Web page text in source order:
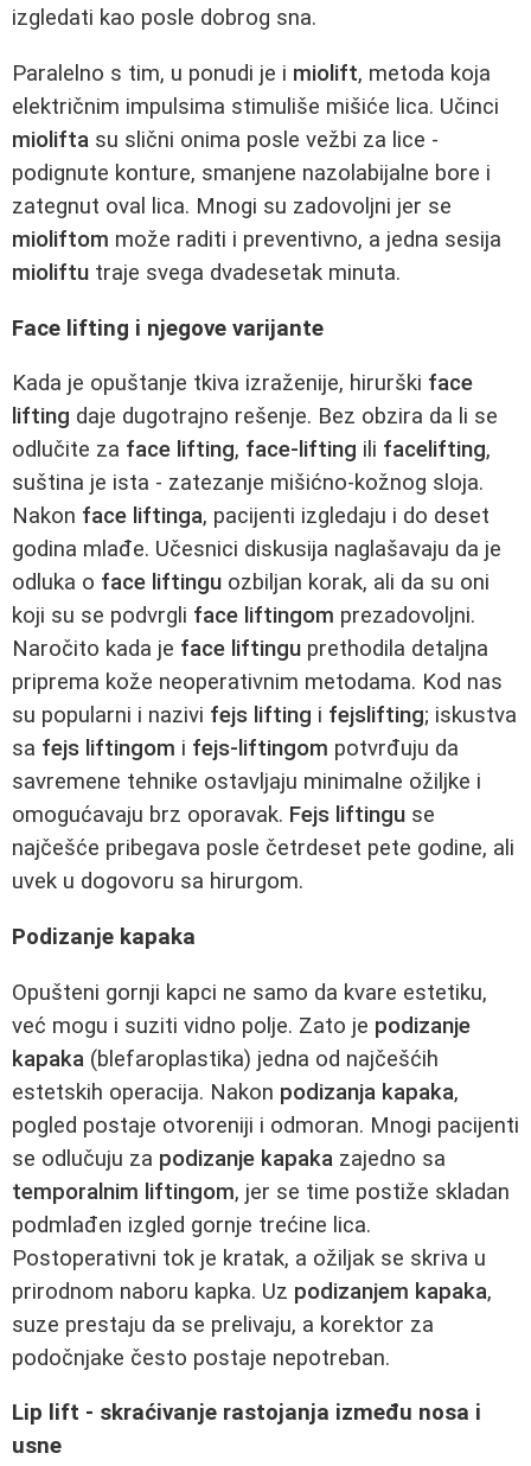
izgledati kao posle dobrog sna.
Paralelno s tim, u ponudi je i miolift, metoda koja
električnim impulsima stimuliše mišiće lica. Učinci
miolifta su slični onima posle vežbi za lice -
podignute konture, smanjene nazolabijalne bore i
zategnut oval lica. Mnogi su zadovoljni jer se
mioliftom može raditi i preventivno, a jedna sesija
mioliftu traje svega dvadesetak minuta.
Face lifting i njegove varijante
Kada je opuštanje tkiva izraženije, hirurški face
lifting daje dugotrajno rešenje. Bez obzira da li se
odlučite za face lifting, face‑lifting ili facelifting,
suština je ista - zatezanje mišićno‑kožnog sloja.
Nakon face liftinga, pacijenti izgledaju i do deset
godina mlađe. Učesnici diskusija naglašavaju da je
odluka o face liftingu ozbiljan korak, ali da su oni
koji su se podvrgli face liftingom prezadovoljni.
Naročito kada je face liftingu prethodila detaljna
priprema kože neoperativnim metodama. Kod nas
su popularni i nazivi fejs lifting i fejslifting; iskustva
sa fejs liftingom i fejs‑liftingom potvrđuju da
savremene tehnike ostavljaju minimalne ožiljke i
omogućavaju brz oporavak. Fejs liftingu se
najčešće pribegava posle četrdeset pete godine, ali
uvek u dogovoru sa hirurgom.
Podizanje kapaka
Opušteni gornji kapci ne samo da kvare estetiku,
već mogu i suziti vidno polje. Zato je podizanje
kapaka (blefaroplastika) jedna od najčešćih
estetskih operacija. Nakon podizanja kapaka,
pogled postaje otvoreniji i odmoran. Mnogi pacijenti
se odlučuju za podizanje kapaka zajedno sa
temporalnim liftingom, jer se time postiže skladan
podmlađen izgled gornje trećine lica.
Postoperativni tok je kratak, a ožiljak se skriva u
prirodnom naboru kapka. Uz podizanjem kapaka,
suze prestaju da se prelivaju, a korektor za
podočnjake često postaje nepotreban.
Lip lift - skraćivanje rastojanja između nosa i
usne